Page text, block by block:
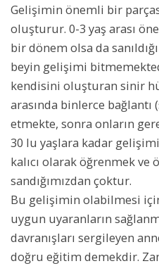
Gelişimin önemli bir
oluşturur. 0-3 yaş arası
bir dönem olsa da
beyin gelişimi
kendisini oluşturan sinir
arasında binlerce bağlantı
etmekte, sonra onların
30 lu yaşlara kadar
kalıcı olarak öğrenmek ve
sandığımızdan çoktur.
Bu gelişimin olabilmesi
uygun uyaranların
davranışları sergileyen
doğru eğitim demekdir.